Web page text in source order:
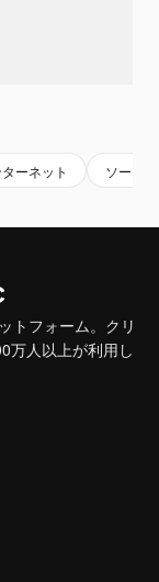
ーネット ソーシ
トフォーム。クリ
万人以上が利用し